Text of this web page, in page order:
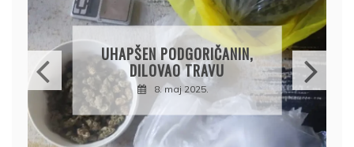
DRŽAVLJANIN RUSIJE
OSUMNJIČEN DA JE
PRODAO TUĐI BMW,
DRŽAVU NAPUSTIO
BRODOM
12. februar 2025.